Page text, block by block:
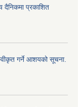
दैनिकमा प्रकाशित
गर्ने आशयको सूचना.